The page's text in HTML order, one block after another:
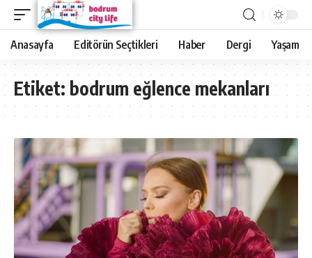
Anasayfa Editörün Seçtikleri Haber Dergi Yaşam
Etiket:bodrum eğlence mekanları